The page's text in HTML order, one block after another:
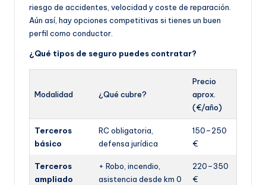
riesgo de accidentes, velocidad y coste de reparación.
Aún así, hay opciones competitivas si tienes un buen
perfil como conductor.
¿Qué tipos de seguro puedes contratar?
Modalidad ¿Qué cubre?
Precio
aprox.
(€/año)
Terceros
básico
RC obligatoria,
defensa jurídica
150–250
€
Terceros
ampliado
+ Robo, incendio,
asistencia desde km 0
220–350
€